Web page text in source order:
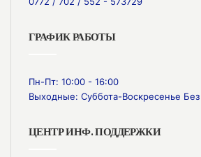
ГРАФИК РАБОТЫ
Пн-Пт: 10:00 - 16:00
Выходные: Суббота-Воскресенье
ЦЕНТР ИНФ. ПОДДЕРЖКИ